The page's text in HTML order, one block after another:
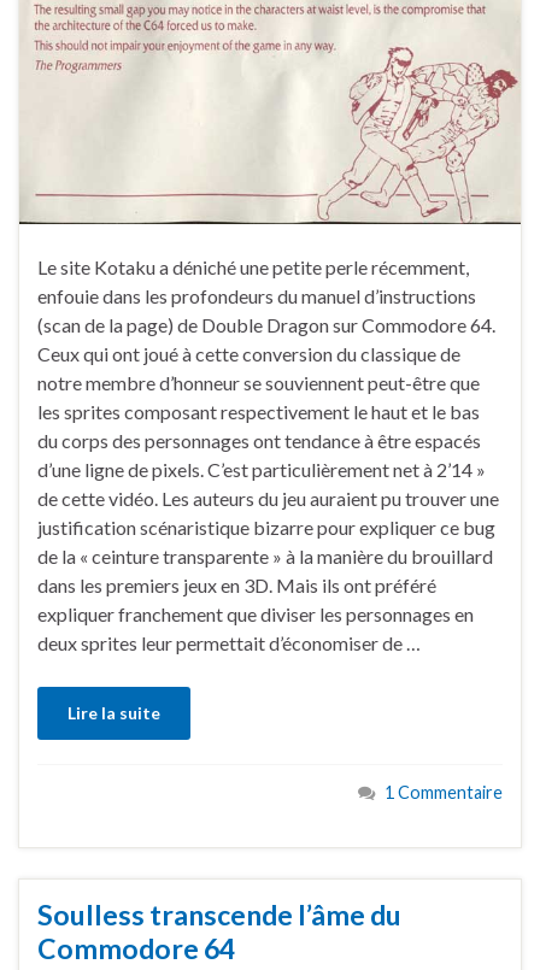
Le site Kotaku a déniché une petite perle récemment,
enfouie dans les profondeurs du manuel d’instructions
(scan de la page) de Double Dragon sur Commodore 64.
Ceux qui ont joué à cette conversion du classique de
notre membre d’honneur se souviennent peut-être que
les sprites composant respectivement le haut et le bas
du corps des personnages ont tendance à être espacés
d’une ligne de pixels. C’est particulièrement net à 2’14 »
de cette vidéo. Les auteurs du jeu auraient pu trouver une
justification scénaristique bizarre pour expliquer ce bug
de la « ceinture transparente » à la manière du brouillard
dans les premiers jeux en 3D. Mais ils ont préféré
expliquer franchement que diviser les personnages en
deux sprites leur permettait d’économiser de …
Lire la suite
1 Commentaire
Soulless transcende l’âme du
Commodore 64